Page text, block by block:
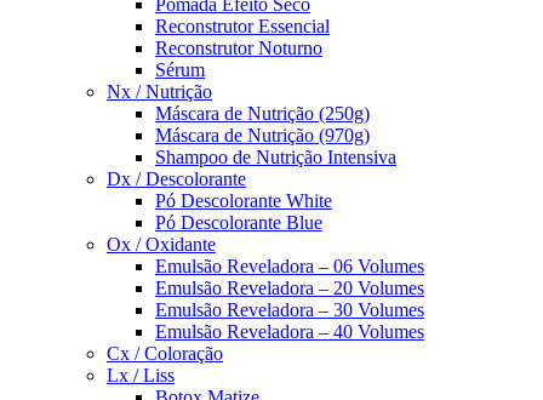
Pomada Efeito Seco
Reconstrutor Essencial
Reconstrutor Noturno
Sérum
Nx / Nutrição
Máscara de Nutrição (250g)
Máscara de Nutrição (970g)
Shampoo de Nutrição Intensiva
Dx / Descolorante
Pó Descolorante White
Pó Descolorante Blue
Ox / Oxidante
Emulsão Reveladora – 06 Volumes
Emulsão Reveladora – 20 Volumes
Emulsão Reveladora – 30 Volumes
Emulsão Reveladora – 40 Volumes
Cx / Coloração
Lx / Liss